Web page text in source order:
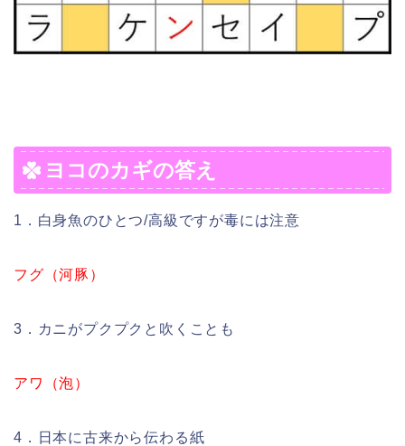
ヨコのカギの答え
1．白身魚のひとつ/高級ですが毒には注意
フグ（河豚）
3．カニがプクプクと吹くことも
アワ（泡）
4．日本に古来から伝わる紙